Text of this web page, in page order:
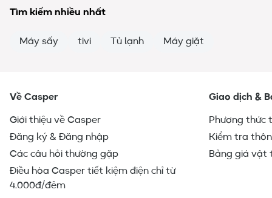
Tìm kiếm nhiều nhất
Máy sấy tivi Tủ lạnh Máy giặt
Về Casper
Giới thiệu về Casper
Đăng ký & Đăng nhập
Các câu hỏi thường gặp
Điều hòa Casper tiết kiệm điện chỉ từ
4.000đ/đêm
Giao dịch &
Phương thức
Kiểm tra
Bảng giá vật